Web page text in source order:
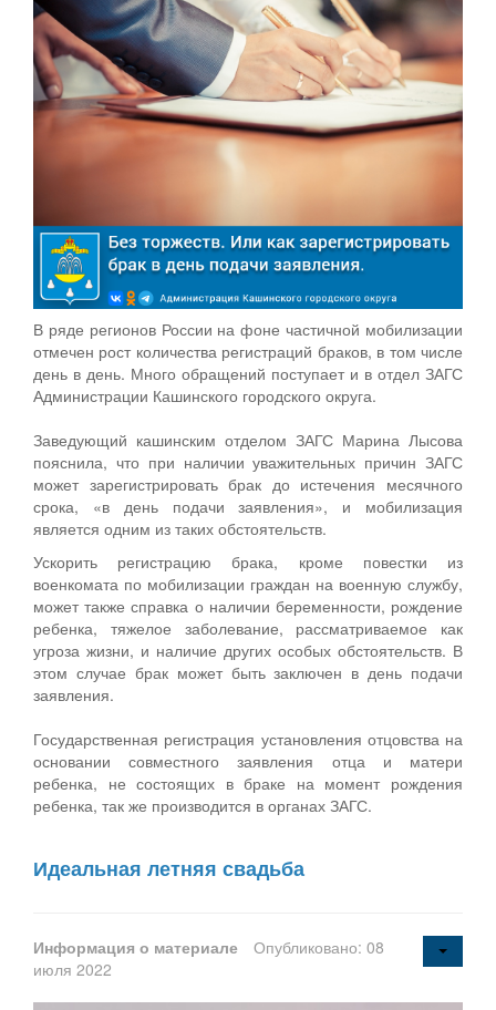
В ряде регионов России на фоне частичной мобилизации
отмечен рост количества регистраций браков, в том числе
день в день. Много обращений поступает и в отдел ЗАГС
Администрации Кашинского городского округа.
Заведующий кашинским отделом ЗАГС Марина Лысова
пояснила, что при наличии уважительных причин ЗАГС
может зарегистрировать брак до истечения месячного
срока, «в день подачи заявления», и мобилизация
является одним из таких обстоятельств.
Ускорить регистрацию брака, кроме повестки из
военкомата по мобилизации граждан на военную службу,
может также справка о наличии беременности, рождение
ребенка, тяжелое заболевание, рассматриваемое как
угроза жизни, и наличие других особых обстоятельств. В
этом случае брак может быть заключен в день подачи
заявления.
Государственная регистрация установления отцовства на
основании совместного заявления отца и матери
ребенка, не состоящих в браке на момент рождения
ребенка, так же производится в органах ЗАГС.
Идеальная летняя свадьба
Информация о материале
Опубликовано: 08
июля 2022